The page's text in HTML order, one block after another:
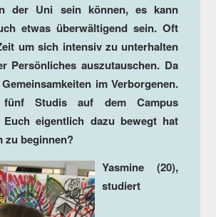
der Uni sein können, es kann
etwas überwältigend sein. Oft
um sich intensiv zu unterhalten
Persönliches auszutauschen. Da
im Verborgenen.
Studis auf dem Campus
eigentlich dazu bewegt hat
zu beginnen?
Yasmine (20),
studiert